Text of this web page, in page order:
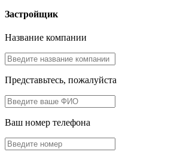
Застройщик
Название компании
Представьтесь, пожалуйста
Ваш номер телефона